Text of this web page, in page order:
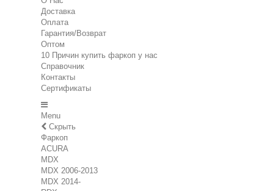
Доставка
Оплата
Гарантия/Возврат
Оптом
10 Причин купить фаркоп у нас
Справочник
Контакты
Сертификаты
Menu
Скрыть
Фаркоп
ACURA
MDX
MDX 2006-2013
MDX 2014-